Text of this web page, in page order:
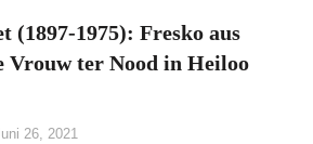
(1897-1975): Fresko aus
Vrouw ter Nood in Heiloo
26, 2021